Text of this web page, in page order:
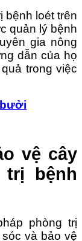
bệnh loét trên
quản lý bệnh
gia nông
dẫn của họ
trong việc
vệ cây
bệnh
phòng trị
và bảo vệ